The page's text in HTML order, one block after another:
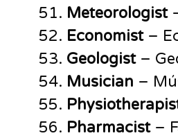
Meteorologist
Economist–
Geologist–
Musician –
Pharmacist–